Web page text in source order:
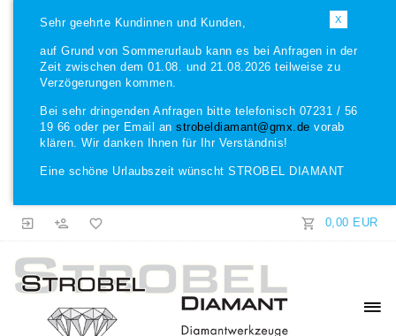
X
Sehr geehrte Kundinnen und Kunden,
auf Grund von Sommerurlaub kann es bei Anfragen in der
Zeit zwischen dem 01.08. und 21.08.2026 teilweise zu
Verzögerungen kommen.
Bei sehr dringenden Anfragen bitte telefonisch 07231 / 56
19 66 oder per Email an strobeldiamant@gmx.de vorab
klären. Wir danken Ihnen für Ihr Verständnis!
Eine schöne Urlaubszeit wünscht STROBEL DIAMANT
0,00 EUR